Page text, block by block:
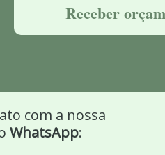
Receber
com a nossa
WhatsApp: